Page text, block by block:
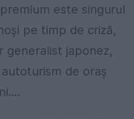
este singurul
pe timp de criză,
generalist japonez,
de oraş